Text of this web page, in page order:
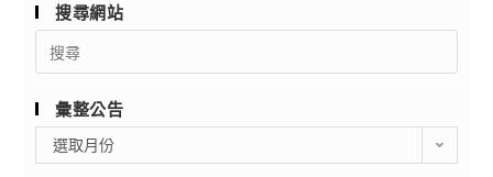
搜尋網站
Search
for:
彙整公告
整
選取月份